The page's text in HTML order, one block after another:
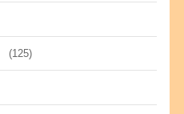
(125)